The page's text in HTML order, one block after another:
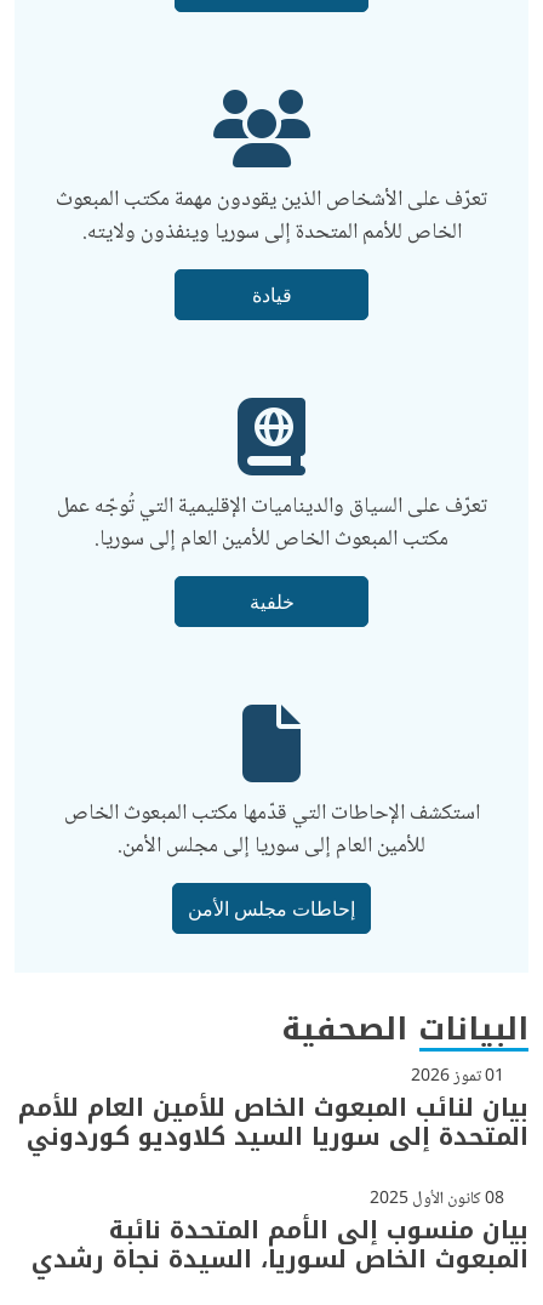
تعرّف على الأشخاص الذين يقودون مهمة مكتب المبعوث
الخاص للأمم المتحدة إلى سوريا وينفذون ولايته.
قيادة
تعرّف على السياق والديناميات الإقليمية التي تُوجّه عمل
مكتب المبعوث الخاص للأمين العام إلى سوريا.
خلفية
استكشف الإحاطات التي قدّمها مكتب المبعوث الخاص
للأمين العام إلى سوريا إلى مجلس الأمن.
إحاطات مجلس الأمن
البيانات الصحفية
01 تموز 2026
بيان لنائب المبعوث الخاص للأمين العام للأمم
المتحدة إلى سوريا السيد كلاوديو كوردوني
08 كانون الأول 2025
بيان منسوب إلى الأمم المتحدة نائبة
المبعوث الخاص لسوريا، السيدة نجاة رشدي